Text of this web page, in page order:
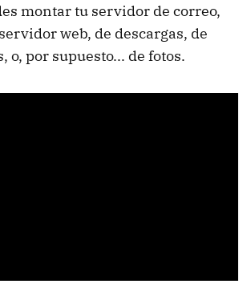
montar tu servidor de correo,
web, de descargas, de
o, por supuesto... de fotos.